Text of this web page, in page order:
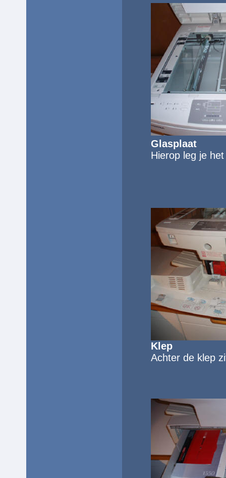
Glasplaat
Hierop leg je
Klep
Achter de klep